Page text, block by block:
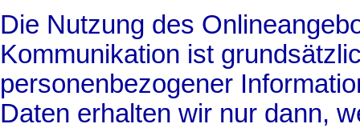
Die Nutzung des
Kommunikation ist
personenbezogener
Daten erhalten wir nur dann,